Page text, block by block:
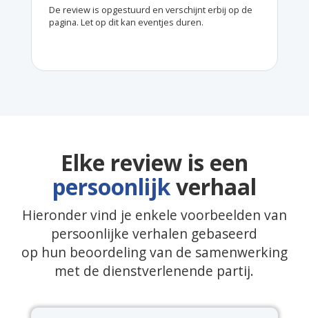
De review is opgestuurd en verschijnt erbij op de
pagina. Let op dit kan eventjes duren.
Elke review is een
persoonlijkverhaal
Hieronder vind je enkele voorbeelden van
persoonlijke verhalen gebaseerd
op hun beoordeling van de samenwerking
met de dienstverlenende partij.